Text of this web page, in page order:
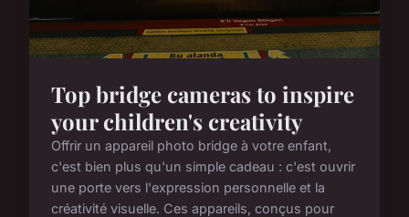
Top bridge cameras to inspire
your children's creativity
Offrir un appareil photo bridge à votre enfant,
c'est bien plus qu'un simple cadeau : c'est ouvrir
une porte vers l'expression personnelle et la
créativité visuelle. Ces appareils, conçus pour